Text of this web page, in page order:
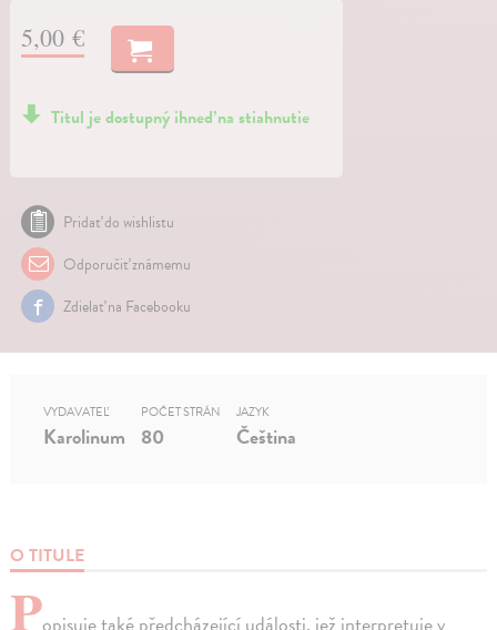
5,00 €
Titul je dostupný ihneď na stiahnutie
Pridať do wishlistu
Odporučiť známemu
Zdielať na Facebooku
O TITULE
P
VYDAVATEĽ
Karolinum
POČET STRÁN
80
JAZYK
Čeština